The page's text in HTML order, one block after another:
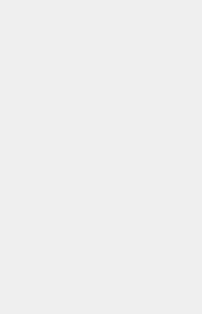
Maden
sağladığını
Akü <YIGIT
Ayrıca